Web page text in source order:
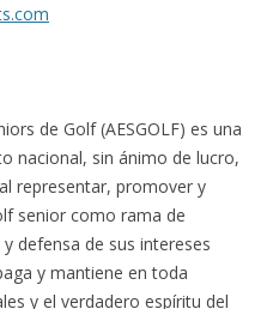
de Golf (AESGOLF) es una
nacional, sin ánimo de lucro,
representar, promover y
senior como rama de
defensa de sus intereses
y mantiene en toda
y el verdadero espíritu del